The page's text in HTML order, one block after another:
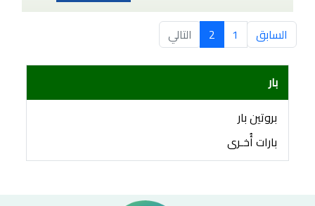
السابق 1
2 التالي
بار
بروتين بار
بارات أُخـرى